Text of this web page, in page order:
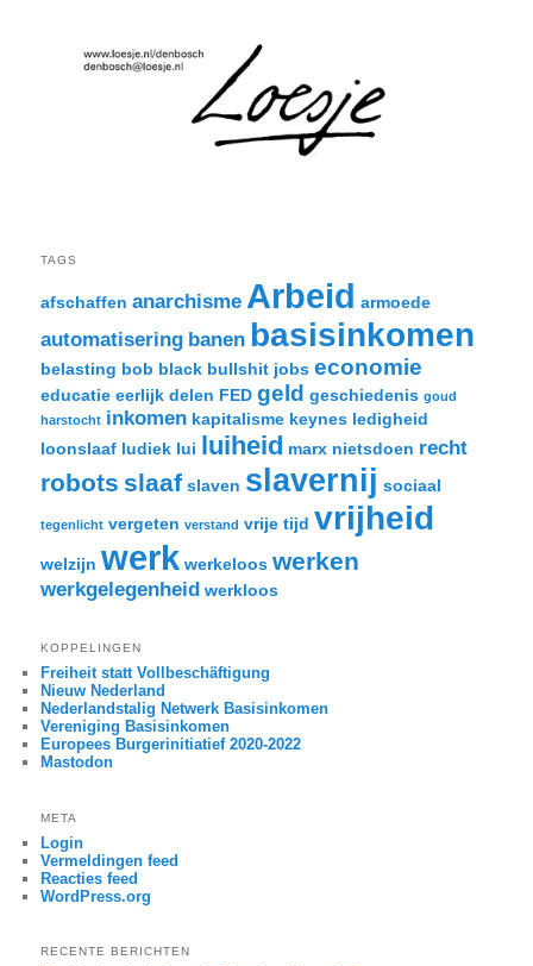
TAGS
afschaffen anarchisme Arbeid armoede
automatisering banen basisinkomen
belasting bob black bullshit jobs economie
educatie eerlijk delen FED geld geschiedenis goud
harstocht inkomen kapitalisme keynes ledigheid
loonslaaf ludiek lui luiheid marx nietsdoen recht
robots slaaf slaven slavernij sociaal
tegenlicht vergeten verstand vrije tijd vrijheid
welzijn werk werkeloos werken
werkgelegenheid werkloos
KOPPELINGEN
Freiheit statt Vollbeschäftigung
Nieuw Nederland
Nederlandstalig Netwerk Basisinkomen
Vereniging Basisinkomen
Europees Burgerinitiatief 2020-2022
Mastodon
META
Login
Vermeldingen feed
Reacties feed
WordPress.org
RECENTE BERICHTEN